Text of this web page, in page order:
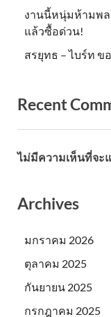
งานนี้หนุ่มห้ามพล
แล้วซื้อด่วน!
สรยุทธ – ไบร์ท ข
Recent
ไม่มีความเห็นที่จะ
Archives
มกราคม 2026
ตุลาคม 2025
กันยายน 2025
กรกฎาคม 2025